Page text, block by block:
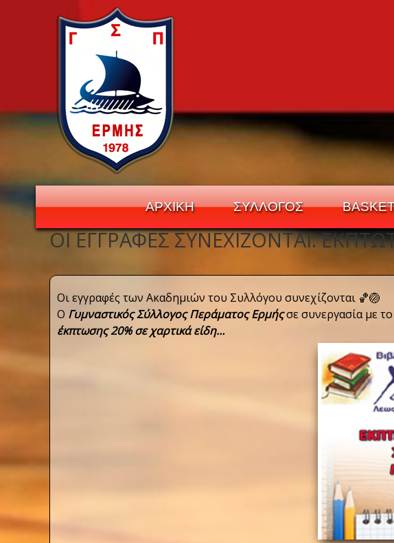
ΑΡΧΙΚΗ ΣΥΛΛΟΓΟΣ
Navigation
ΟΙ ΕΓΓΡΑΦΈΣ ΣΥΝΕΧΊΖΟΝΤΑΙ.
Οι εγγραφές των Ακαδημιών του Συλλόγου συνεχίζονται 🏀🏐
Ο Γυμναστικός Σύλλογος Περάματος Ερμήςσε συνεργασία με το
έκπτωσης 20% σε χαρτικά είδη…